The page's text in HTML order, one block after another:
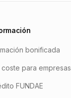
bonificada
coste para empresas
FUNDAE